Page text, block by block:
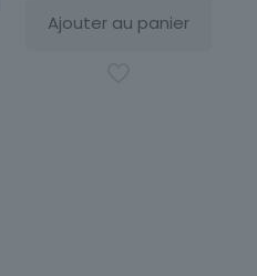
Ajouter au panier